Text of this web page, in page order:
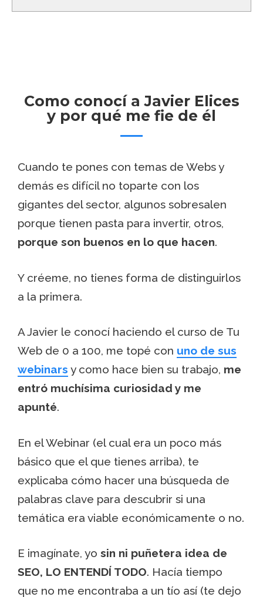
Como conocí a Javier Elices
y por qué me fie de él
Cuando te pones con temas de Webs y
demás es difícil no toparte con los
gigantes del sector, algunos sobresalen
porque tienen pasta para invertir, otros,
porque son buenos en lo que hacen.
Y créeme, no tienes forma de distinguirlos
a la primera.
A Javier le conocí haciendo el curso de Tu
Web de 0 a 100, me topé con uno de sus
webinars y como hace bien su trabajo, me
entró muchísima curiosidad y me
apunté.
En el Webinar (el cual era un poco más
básico que el que tienes arriba), te
explicaba cómo hacer una búsqueda de
palabras clave para descubrir si una
temática era viable económicamente o no.
E imagínate, yo sin ni puñetera idea de
SEO, LO ENTENDÍ TODO. Hacía tiempo
que no me encontraba a un tío así (te dejo